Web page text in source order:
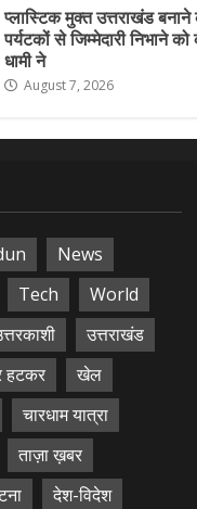
प्लास्टिक मुक्त उत्तराखंड
पर्यटकों से जिम्मेदारी निभाने
धामी ने
August 7, 2026
News
Tech
World
उत्तराखंड
हटकर
खेल
चारधाम यात्रा
ताज़ा ख़बर
देश-विदेश